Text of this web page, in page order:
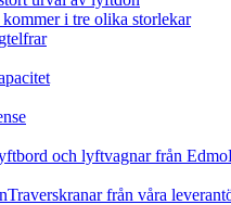
och lyftvagnar från
Traverskranar från våra